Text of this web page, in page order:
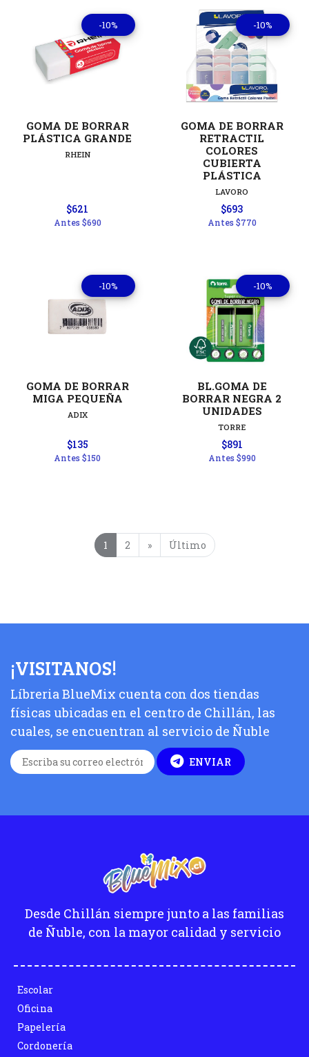
-10%
GOMA DE BORRAR
PLÁSTICA GRANDE
RHEIN
$621
Antes$690
-10%
GOMA DE BORRAR
RETRACTIL
COLORES
CUBIERTA
PLÁSTICA
LAVORO
$693
Antes$770
-10%
GOMA DE BORRAR
MIGA PEQUEÑA
ADIX
$135
Antes$150
-10%
BL.GOMA DE
BORRAR NEGRA 2
UNIDADES
TORRE
$891
Antes$990
1 2 » Último
¡VISITANOS!
Líbreria BlueMix cuenta con dos tiendas
físicas ubicadas en el centro de Chillán, las
cuales, se encuentran al servicio de Ñuble
ENVIAR
Desde Chillán siempre junto a las familias
de Ñuble, con la mayor calidad y servicio
Escolar
Oficina
Papelería
Cordonería